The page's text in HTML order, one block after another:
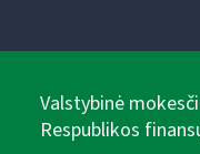
Valstybinė
Respublikos